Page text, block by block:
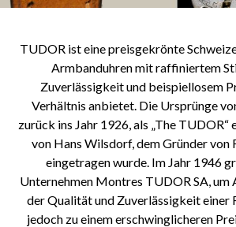
TUDOR ist eine preisgekrönte
Armbanduhren mit raffiniertem
Zuverlässigkeit und beispiellosem
Verhältnis anbietet. Die Ursprünge
zurück ins Jahr 1926, als „The TUDOR“
von Hans Wilsdorf, dem Gründer von
eingetragen wurde. Im Jahr 1946
Unternehmen Montres TUDOR SA, um
der Qualität und Zuverlässigkeit einer
jedoch zu einem erschwinglicheren